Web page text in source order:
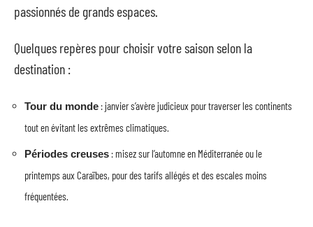
passionnés de grands espaces.
Quelques repères pour choisir votre saison selon la
destination :
Tour du monde : janvier s’avère judicieux pour traverser les continents
tout en évitant les extrêmes climatiques.
Périodes creuses : misez sur l’automne en Méditerranée ou le
printemps aux Caraïbes, pour des tarifs allégés et des escales moins
fréquentées.